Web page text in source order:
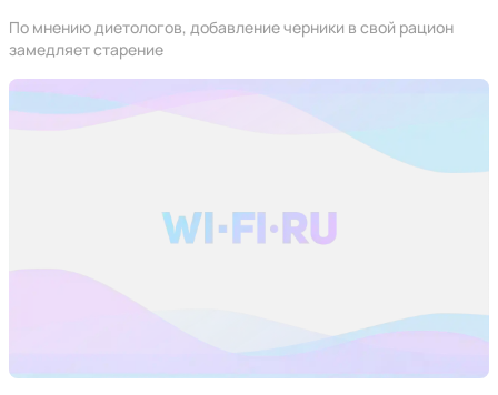
По мнению диетологов, добавление черники в свой рацион
замедляет старение